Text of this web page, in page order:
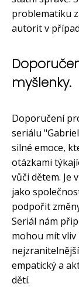
problematiku
autorit v
myšlenky.
Doporučení
seriálu
silné emoce,
otázkami
vůči dětem. Je
jako
podpořit
Seriál nám
mohou mít
empatický a
dětí.